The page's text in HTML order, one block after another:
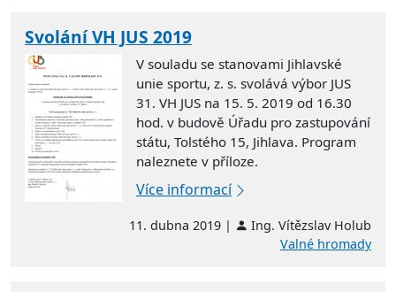
Svolání VH JUS 2019
V souladu se stanovami Jihlavské
unie sportu, z. s. svolává výbor JUS
31. VH JUS na 15. 5. 2019 od 16.30
hod. v budově Úřadu pro zastupování
státu, Tolstého 15, Jihlava. Program
naleznete v příloze.
Více informací
11. dubna 2019 |
Ing. Vítězslav Holub
Valné hromady